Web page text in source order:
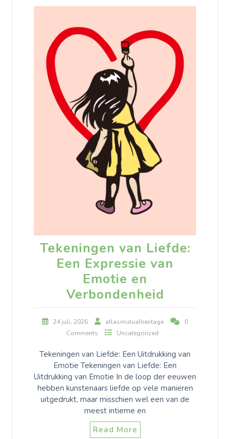
Tekeningen van Liefde:
Een Expressie van
Emotie en
Verbondenheid
24 juli, 2026 atlasmutualheritage
0
Comments
Uncategorized
Tekeningen van Liefde: Een Uitdrukking van
Emotie Tekeningen van Liefde: Een
Uitdrukking van Emotie In de loop der eeuwen
hebben kunstenaars liefde op vele manieren
uitgedrukt, maar misschien wel een van de
meest intieme en
Read More